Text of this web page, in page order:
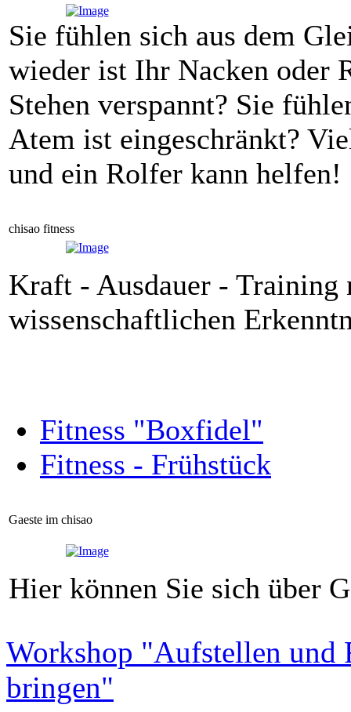
Sie fühlen sich aus dem
wieder ist Ihr Nacken oder
Stehen verspannt? Sie
Atem ist eingeschränkt?
und ein Rolfer kann helfen!
chisao fitness
Kraft - Ausdauer - Training
wissenschaftlichen
Fitness "Boxfidel"
Fitness - Frühstück
Gaeste im chisao
Hier können Sie sich über
Workshop "Aufstellen und
bringen"